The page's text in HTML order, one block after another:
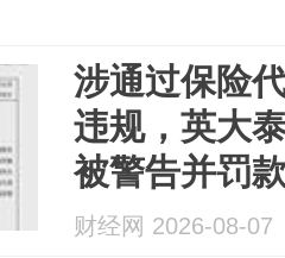
涉通过保险
违规，英大
被警告并罚
财经网 2026-08-07